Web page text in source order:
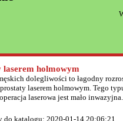
holmowym
dolegliwości to łagodny
laserem holmowym. Tego
laserowa jest mało
do katalogu: 2020-01-14 20:06:21